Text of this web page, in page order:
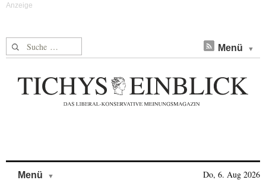
Suche nach: Menü
Menü Do, 6. Aug 2026